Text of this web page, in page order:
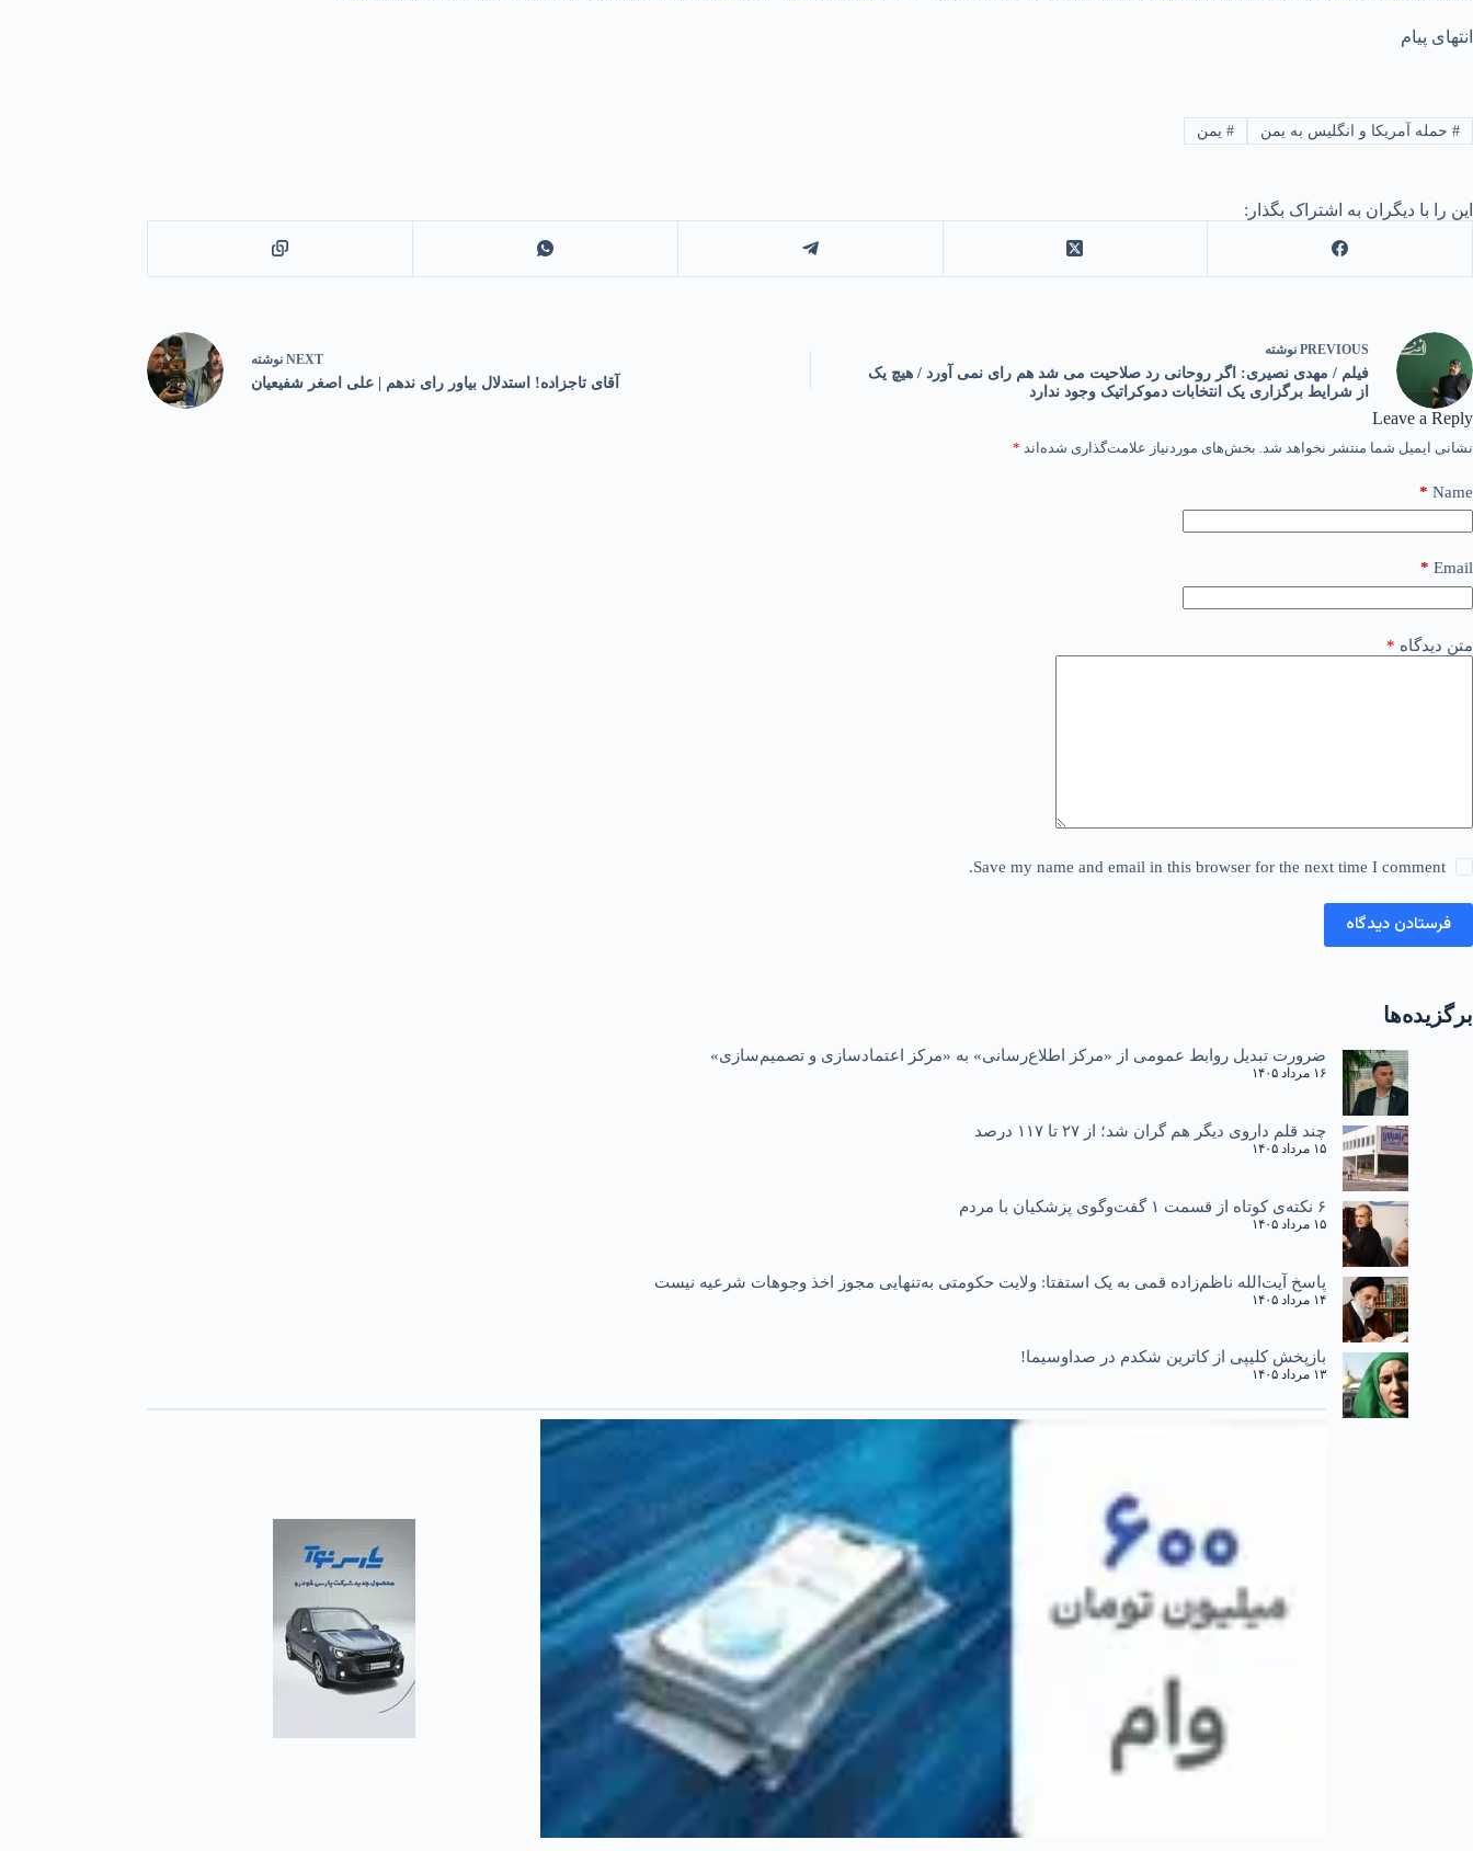
انتهای پیام
#حمله آمریکا و انگلیس به یمن #یمن
این را با دیگران به اشتراک بگذار:
PREVIOUS نوشته
فیلم / مهدی نصیری: اگر روحانی رد صلاحیت می شد هم رای نمی آورد / هیچ یک
از شرایط برگزاری یک انتخابات دموکراتیک وجود ندارد
NEXT نوشته
آقای تاجزاده! استدلال بیاور رای ندهم | علی اصغر شفیعیان
Leave a Reply
نشانی ایمیل شما منتشر نخواهد شد. بخش‌های موردنیاز علامت‌گذاری شده‌اند *
Name
*
Email
*
متن دیدگاه *
Save my name and email in this browser for the next time I comment.
فرستادن دیدگاه
برگزیده‌ها
ضرورت تبدیل روابط عمومی از «مرکز اطلاع‌رسانی» به «مرکز اعتمادسازی و تصمیم‌سازی»
۱۶ مرداد ۱۴۰۵
چند قلم داروی دیگر هم گران شد؛ از ۲۷ تا ۱۱۷ درصد
۱۵ مرداد ۱۴۰۵
۶ نکته‌ی کوتاه از قسمت ۱ گفت‌وگوی پزشکیان با مردم
۱۵ مرداد ۱۴۰۵
پاسخ آیت‌الله ناظم‌زاده قمی به یک استفتا: ولایت حکومتی به‌تنهایی مجوز اخذ وجوهات شرعیه نیست
۱۴ مرداد ۱۴۰۵
بازپخش کلیپی از کاترین شکدم در صداوسیما!
۱۳ مرداد ۱۴۰۵